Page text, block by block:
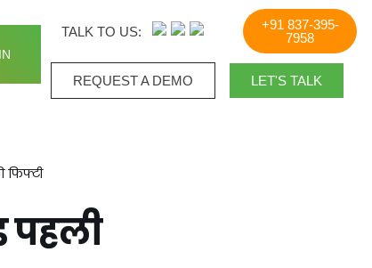
TALK TO US:
+91 837-395-
7958
REQUEST A DEMO​ LET'S TALK
फिफ्टी